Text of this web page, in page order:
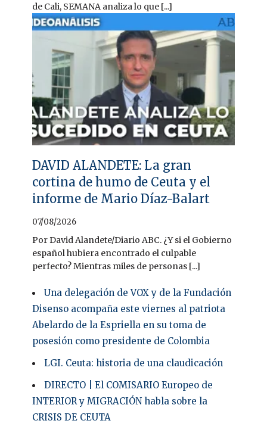
de Cali, SEMANA analiza lo que [...]
DAVID ALANDETE: La gran
cortina de humo de Ceuta y el
informe de Mario Díaz-Balart
07/08/2026
Por David Alandete/Diario ABC. ¿Y si el Gobierno
español hubiera encontrado el culpable
perfecto? Mientras miles de personas [...]
Una delegación de VOX y de la Fundación
Disenso acompaña este viernes al patriota
Abelardo de la Espriella en su toma de
posesión como presidente de Colombia
LGI. Ceuta: historia de una claudicación
DIRECTO | El COMISARIO Europeo de
INTERIOR y MIGRACIÓN habla sobre la
CRISIS DE CEUTA